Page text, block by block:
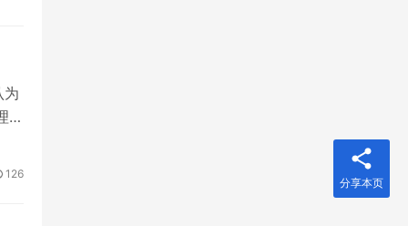
为
想
126
分享本页